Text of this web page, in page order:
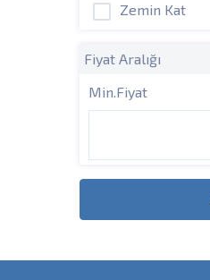
Zemin Kat
Fiyat Aralığı
Min.Fiyat